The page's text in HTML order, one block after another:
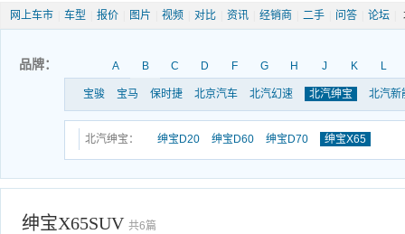
网上车市 车型 报价 图片 视频 对比 资讯 经销商 二手 问答 论坛
品牌： A B C D F G H J K L
宝骏 宝马 保时捷 北京汽车 北汽幻速 北汽绅宝 北汽新
北汽绅宝： 绅宝D20 绅宝D60 绅宝D70 绅宝X65
绅宝X65SUV 共6篇